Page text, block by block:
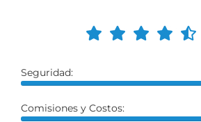
Seguridad:
Comisiones y Costos: